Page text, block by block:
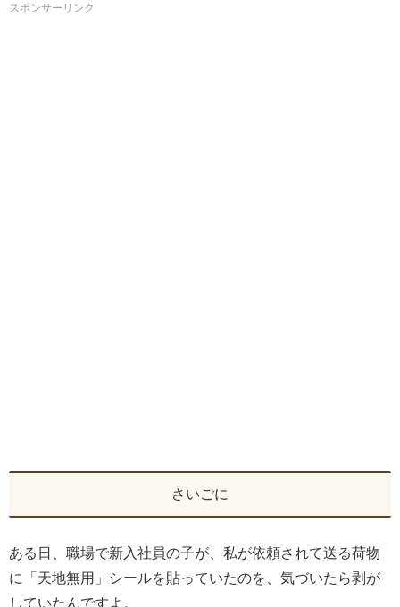
スポンサーリンク
さいごに
ある日、職場で新入社員の子が、私が依頼されて送る荷物
に「天地無用」シールを貼っていたのを、気づいたら剥が
していたんですよ。